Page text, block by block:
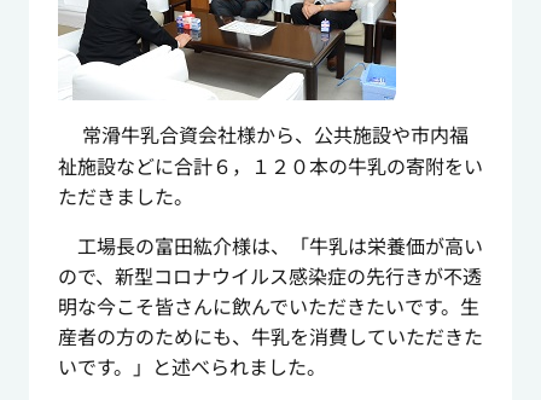
常滑牛乳合資会社様から、公共施設や市内福
祉施設などに合計６，１２０本の牛乳の寄附をい
ただきました。
工場長の富田紘介様は、「牛乳は栄養価が高い
ので、新型コロナウイルス感染症の先行きが不透
明な今こそ皆さんに飲んでいただきたいです。生
産者の方のためにも、牛乳を消費していただきた
いです。」と述べられました。